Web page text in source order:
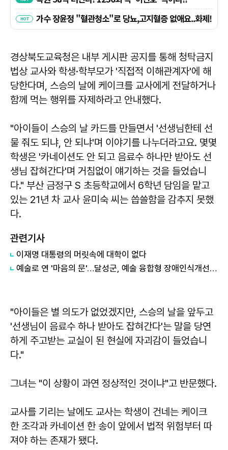
경상북도교육청은 내부 게시판 공지를 통해 청탁금지
법상 교사와 학생·학부모가 '직접적 이해관계자'에 해
당한다며, 스승의 날에 케이크를 교사에게 전달하거나
함께 먹는 행위를 자제하라고 안내했다.
"아이들이 스승의 날 카드를 만들면서 '선생님한테 선
물 줘도 되냐, 안 되냐'며 이야기를 나누더라고요. 몇몇
학생은 '카네이션도 안 되고 음료수 하나만 받아도 선
생님 잡혀간다'며 거침없이 얘기하는 것을 들었습니
다." 부산 금정구 S 초등학교에서 6학년 담임을 맡고
있는 21년 차 교사 윤미숙 씨는 씁쓸함을 감추지 못했
다.
관련기사
이재명 대통령의 머릿속에 대학이 없다
예술로 연 '마음의 문'…달성군, 예술 융합형 장애인식개선 교육 실시
"아이들은 별 의도가 없었겠지만, 스승의 날을 앞두고
'선생님이 음료수 하나 받아도 잡혀간다'는 말을 당연
하게 주고받는 교실이 된 현실에 자괴감이 들었습니
다."
그녀는 "이 상황이 과연 정상적인 것이냐"고 반문했다.
교사를 기리는 날에도 교사는 학생이 건네는 케이크
한 조각과 카네이션 한 송이 앞에서 법적 위험부터 따
져야 하는 존재가 됐다.